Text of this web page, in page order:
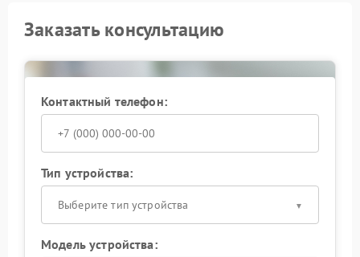
Заказать консультацию
Контактный телефон:
Тип устройства:
Выберите тип устройства
Модель устройства: